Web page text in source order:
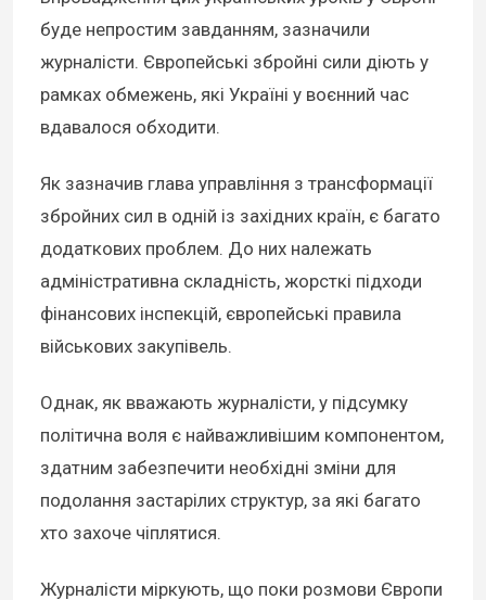
буде непростим завданням, зазначили
журналісти. Європейські збройні сили діють у
рамках обмежень, які Україні у воєнний час
вдавалося обходити.
Як зазначив глава управління з трансформації
збройних сил в одній із західних країн, є багато
додаткових проблем. До них належать
адміністративна складність, жорсткі підходи
фінансових інспекцій, європейські правила
військових закупівель.
Однак, як вважають журналісти, у підсумку
політична воля є найважливішим компонентом,
здатним забезпечити необхідні зміни для
подолання застарілих структур, за які багато
хто захоче чіплятися.
Журналісти міркують, що поки розмови Європи